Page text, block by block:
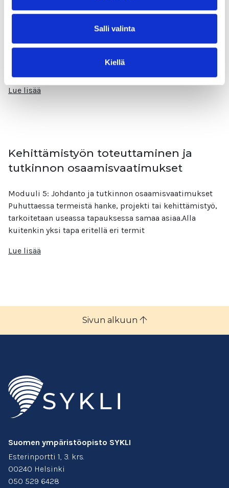
Salli valinta
Kiellä
organisointi Moduulin aiheina: Suunnittelu
Henkilöresurssit Budjetointi Tavoiteltavat tulokset
Hankkeen suunnittelu ja organisointi on tärkeä osa
Lue lisää
Kehittämistyön toteuttaminen ja
tutkinnon osaamisvaatimukset
Moduuli 5: Johdanto ja tutkinnon osaamisvaatimukset
Puhuttaessa termeistä hanke, projekti tai kehittämistyö,
tarkoitetaan useassa tapauksessa samaa asiaa.Alla
kuitenkin yksi tapa eritellä eri termit
Lue lisää
Sivun alkuun
Suomen ympäristöopisto SYKLI
Esterinportti 1, 3. krs.
00240 Helsinki
050 529 6428